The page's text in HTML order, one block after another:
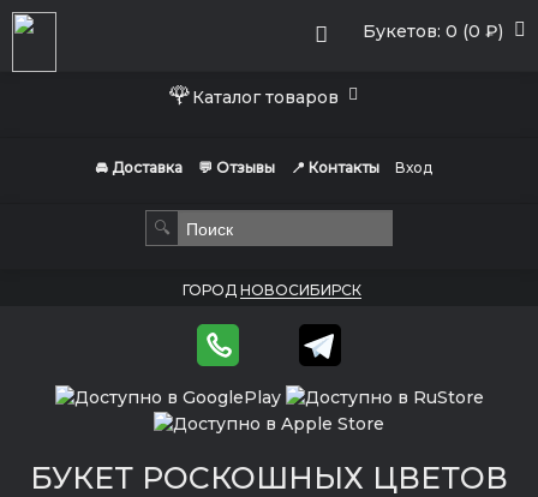
Букетов: 0 (0 ₽)
🌹Каталог товаров
🚘 Доставка 💬 Отзывы 📍 Контакты Вход
🔍
ГОРОД НОВОСИБИРСК
БУКЕТ РОСКОШНЫХ ЦВЕТОВ